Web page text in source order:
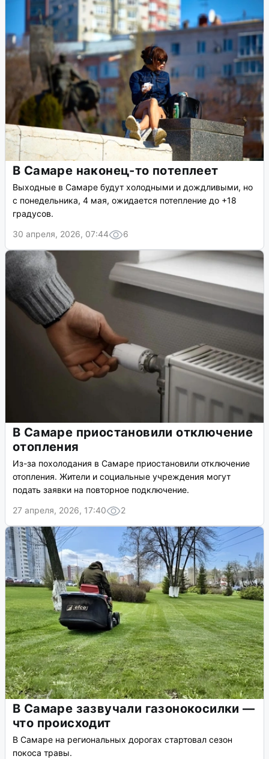
В Самаре наконец-то потеплеет
Выходные в Самаре будут холодными и дождливыми, но
с понедельника, 4 мая, ожидается потепление до +18
градусов.
30 апреля, 2026, 07:44
6
В Самаре приостановили отключение
отопления
Из-за похолодания в Самаре приостановили отключение
отопления. Жители и социальные учреждения могут
подать заявки на повторное подключение.
27 апреля, 2026, 17:40
2
В Самаре зазвучали газонокосилки —
что происходит
В Самаре на региональных дорогах стартовал сезон
покоса травы.